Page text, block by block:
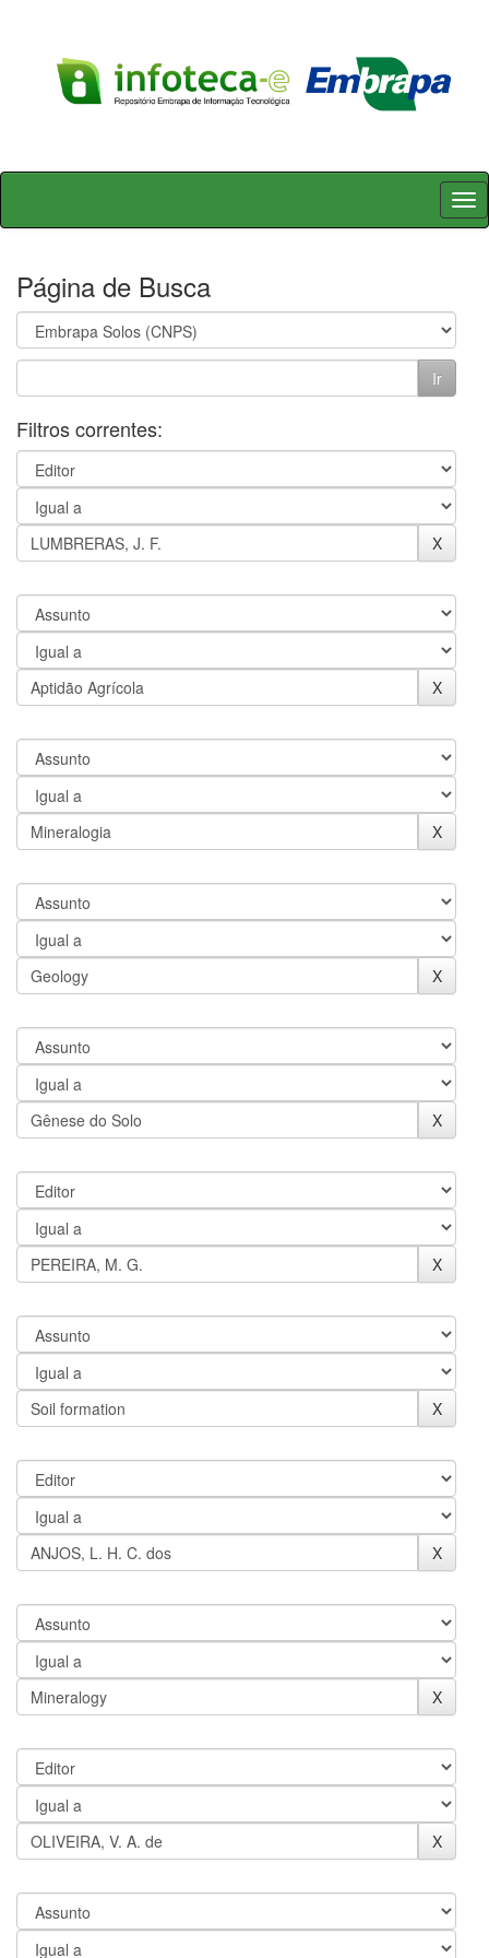
Skip
Página de Busca
Filtros correntes: